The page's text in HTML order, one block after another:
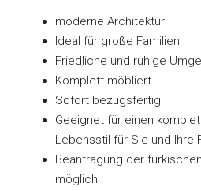
moderne Architektur
Ideal für große Familien
Friedliche und ruhige
Komplett möbliert
Sofort bezugsfertig
Geeignet für einen
Lebensstil für Sie und Ihre
Beantragung der
möglich